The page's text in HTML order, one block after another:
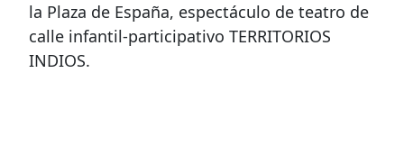
la Plaza de España, espectáculo de teatro de
calle infantil-participativo TERRITORIOS
INDIOS.